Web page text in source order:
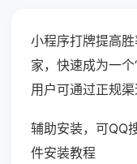
小程序打牌提高
家，快速成为一
用户可通过正规渠
辅助安装，可QQ
件安装教程